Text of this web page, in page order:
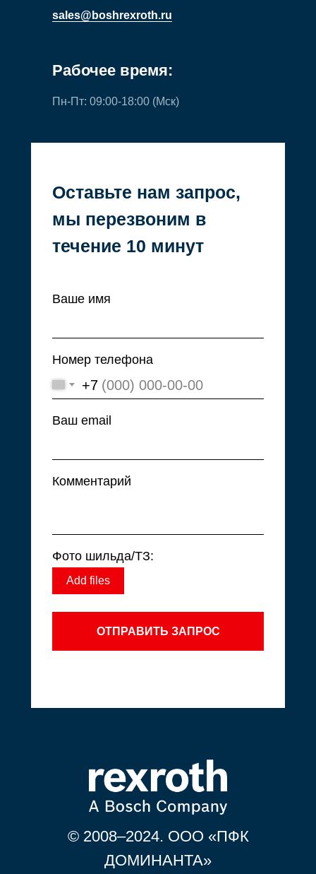
Оставьте нам запрос,
мы перезвоним в
течение 10 минут
Ваше имя
Номер телефона
+7
Ваш email
Комментарий
Фото шильда/ТЗ:
Add files
ОТПРАВИТЬ ЗАПРОС
sales@boshrexroth.ru
Пн-Пт: 09:00-18:00 (Мск)
Рабочее время:
© 2008–2024. ООО «ПФК